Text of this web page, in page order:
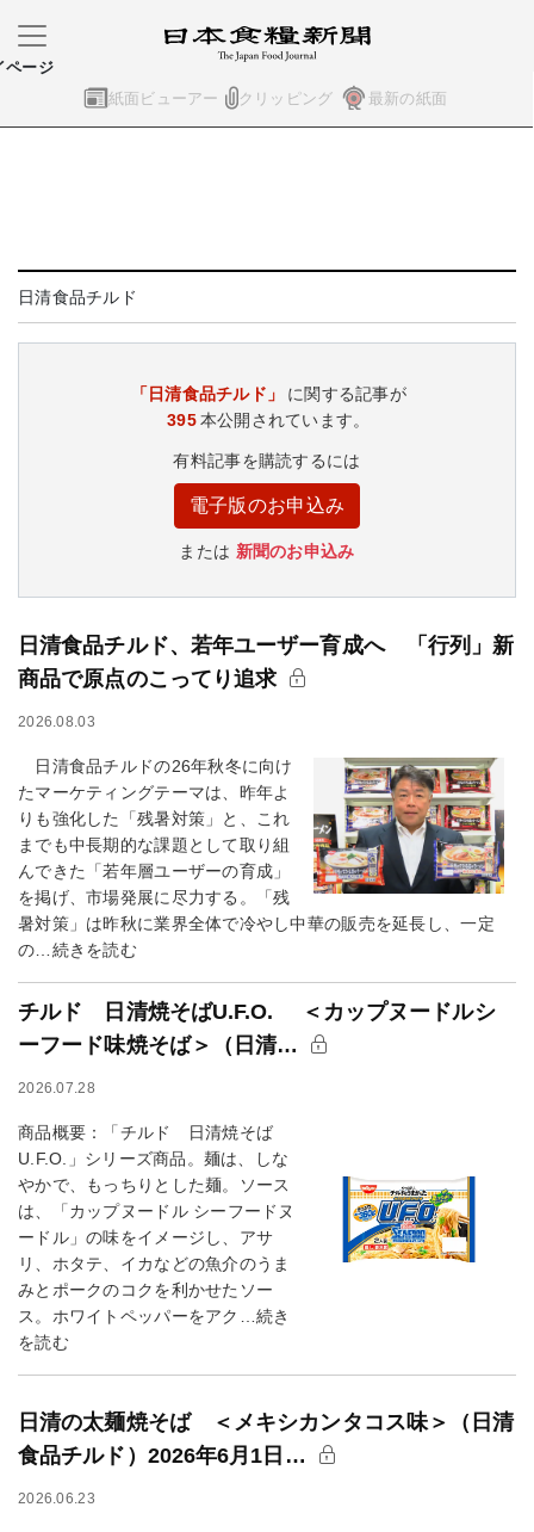
紙面ビューアー クリッピング 最新の紙面
ページ
日清食品チルド
「日清食品チルド」
に関する記事が
395本公開されています。
有料記事を購読するには
電子版のお申込み
または 新聞のお申込み
日清食品チルド、若年ユーザー育成へ 「行列」新
商品で原点のこってり追求
2026.08.03
日清食品チルドの26年秋冬に向け
たマーケティングテーマは、昨年よ
りも強化した「残暑対策」と、これ
までも中長期的な課題として取り組
んできた「若年層ユーザーの育成」
を掲げ、市場発展に尽力する。「残
暑対策」は昨秋に業界全体で冷やし中華の販売を延長し、一定
の…続きを読む
チルド 日清焼そばU.F.O. ＜カップヌードルシ
ーフード味焼そば＞（日清…
2026.07.28
商品概要：「チルド 日清焼そば
U.F.O.」シリーズ商品。麺は、しな
やかで、もっちりとした麺。ソース
は、「カップヌードル シーフードヌ
ードル」の味をイメージし、アサ
リ、ホタテ、イカなどの魚介のうま
みとポークのコクを利かせたソー
ス。ホワイトペッパーをアク…続き
を読む
日清の太麺焼そば ＜メキシカンタコス味＞（日清
食品チルド）2026年6月1日…
2026.06.23